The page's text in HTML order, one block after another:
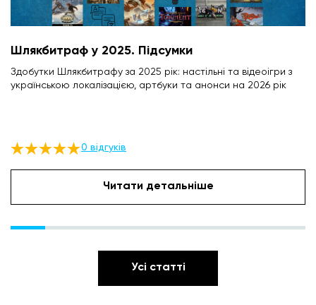
Шлякбитраф у 2025. Підсумки
Здобутки Шлякбитрафу за 2025 рік: настільні та відеоігри з
українською локалізацією, артбуки та анонси на 2026 рік
0 відгуків
Читати детальніше
Усі статті